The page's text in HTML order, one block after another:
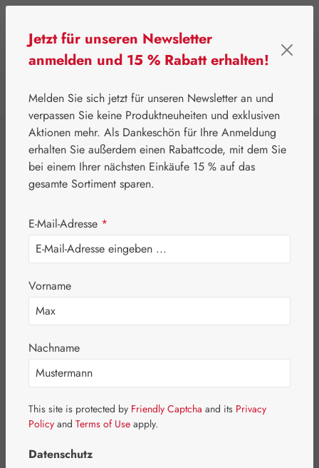
⌂ Gall Pharma Augen
Heidelbeer PE
GPH Kapseln
Bildergalerie überspringen
Jetzt für unseren Newsletter
anmelden und 15 % Rabatt erhalten!
Melden Sie sich jetzt für unseren Newsletter an und
verpassen Sie keine Produktneuheiten und exklusiven
Aktionen mehr. Als Dankeschön für Ihre Anmeldung
erhalten Sie außerdem einen Rabattcode, mit dem Sie
bei einem Ihrer nächsten Einkäufe 15 % auf das
gesamte Sortiment sparen.
E-Mail-Adresse *
Vorname
Nachname
This site is protected by Friendly Captcha and its Privacy
Policy and Terms of Use apply.
Datenschutz